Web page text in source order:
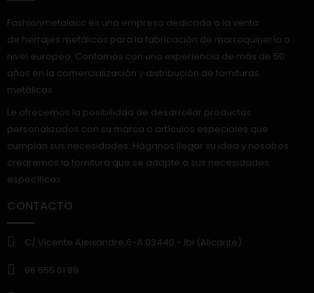
Fashionmetalacc es una empresa dedicada a la venta
de herrajes metálicos para la fabricación de marroquinería a
nivel europeo. Contamos con una experiencia de más de 50
años en la comercialización y distribución de fornituras
metálicas.
Le ofrecemos la posibilidad de desarrollar productos
personalizados con su marca o artículos especiales que
cumplan sus necesidades. Háganos llegar su idea y nosotros
crearemos la fornitura que se adapte a sus necesidades
específicas.
CONTACTO
C/ Vicente Aleixandre,6-A 03440.- Ibi (Alicante)
96 555 01 89